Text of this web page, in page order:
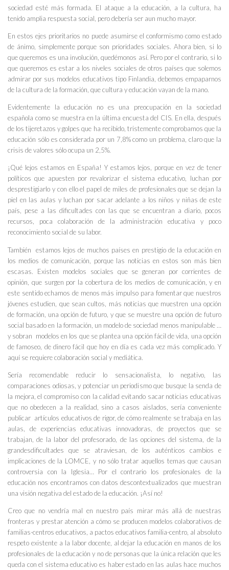
sociedad esté más formada. El ataque a la educación, a la cultura, ha
tenido amplia respuesta social, pero debería ser aun mucho mayor.
En estos ejes prioritarios no puede asumirse el conformismo como estado
de ánimo, simplemente porque son prioridades sociales. Ahora bien, si lo
que queremos es una involución, quedémonos así. Pero por el contrario, si lo
que queremos es estar a los niveles sociales de otros países que solemos
admirar por sus modelos educativos tipo Finlandia, debemos empaparnos
de la cultura de la formación que cultura y educación vayan de la mano.
Evidentemente la educación no es una preocupación en la sociedad
española como se muestra en la última encuesta del CIS. En ella, después
de los tijeretazos y golpes que ha recibido, tristemente comprobamos que la
educación sólo es considerada por un 7,8% como un problema, claro que la
crisis de valores sólo ocupa un 2,5%.
¡Qué lejos estamos en España! Y estamos lejos, porque en vez de tener
políticos que apuesten por revalorizar el sistema educativo, luchan por
desprestigiarlo y con ello el papel de miles de profesionales que se dejan la
piel en las aulas y luchan por sacar adelante a los niños y niñas de este
país, pese a las dificultades con las que se encuentran a diario, pocos
recursos, poca colaboración de la administración educativa y poco
reconocimiento social de su labor.
También estamos lejos de muchos países en prestigio de la educación en
los medios de comunicación, porque las noticias en estos son más bien
escasas. Existen modelos sociales que se generan por corrientes de
opinión, que surgen por la cobertura de los medios de comunicación, y en
este sentido echamos de menos más impulso para fomentar que nuestros
jóvenes estudien, que sean cultos, más noticias que muestren una opción
de formación, una opción de futuro, y que se muestre una opción de futuro
social basado en la formación, un modelo de sociedad menos manipulable …
y sobran modelos en los que se plantea una opción fácil de vida, una opción
de famoseo, de dinero fácil que hoy en día es cada vez más complicado. Y
aquí se requiere colaboración social y mediática.
Sería recomendable reducir lo sensacionalista, lo negativo, las
comparaciones odiosas, y potenciar un periodismo que busque la senda de
la mejora, el compromiso con la calidad evitando sacar noticias educativas
que no obedecen a la realidad, sino a casos aislados, sería conveniente
publicar artículos educativos de rigor, de cómo realmente se trabaja en las
aulas, de experiencias educativas innovadoras, de proyectos que se
trabajan, de la labor del profesorado, de las opciones del sistema, de la
grandesdificultades que se atraviesan, de los auténticos cambios e
implicaciones de la LOMCE, y no sólo tratar aquellos temas que causan
controversia con la Iglesia… Por el contrario los profesionales de la
educación nos encontramos con datos descontextualizados que muestran
una visión negativa del estado de la educación. ¡Así no!
Creo que no vendría mal en nuestro país mirar más allá de nuestras
fronteras y prestar atención a cómo se producen modelos colaborativos de
familias-centros educativos, a pactos educativos familia-centro, al absoluto
respeto existente a la labor docente, al dejar la educación en manos de los
profesionales de la educación y no de personas que la única relación que les
queda con el sistema educativo es haber estado en las aulas hace muchos